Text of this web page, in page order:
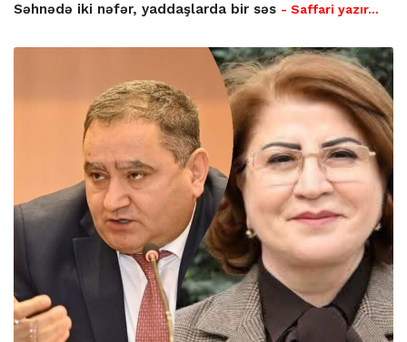
Səhnədə iki nəfər, yaddaşlarda bir səs - Saffari yazır…